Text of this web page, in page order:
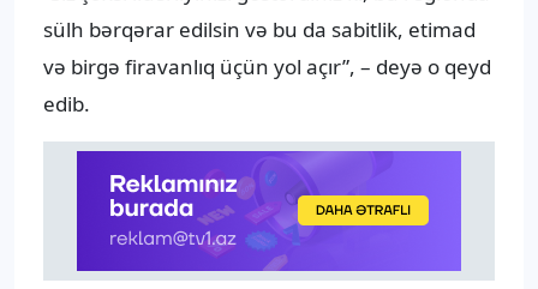
sülh bərqərar edilsin və bu da sabitlik, etimad
və birgə firavanlıq üçün yol açır”, – deyə o qeyd
edib.